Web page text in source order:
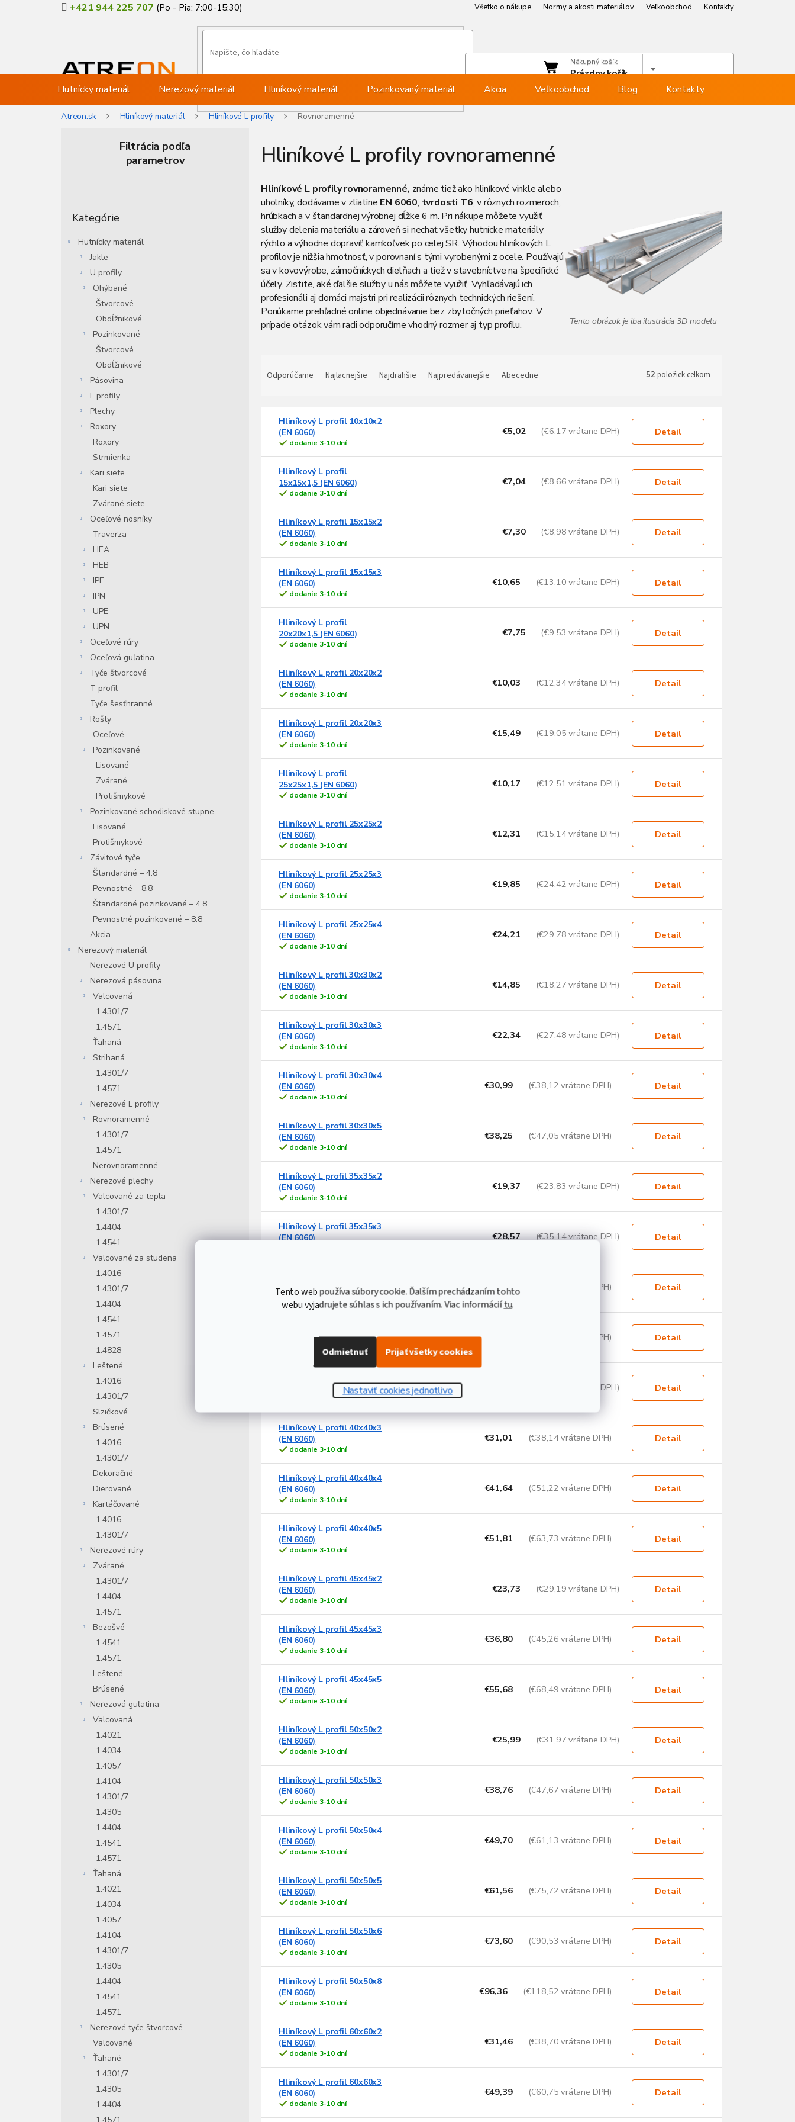
Tento web používa súbory cookie. Ďalším prechádzaním tohto
webu vyjadrujete súhlas s ich používaním. Viac informáciítu.
Nastaviť cookies jednotlivo
Odmietnuť Prijať všetky cookies
+421 944 225 707 Všetko o nákupe Normy a akosti materiálov Veľkoobchod
Kontakty
Prihlásiť sa
Nákupný košík
Prázdny košík
Hutnícky materiál Nerezový materiál Hliníkový materiál Pozinkovaný materiál Akcia Veľkoobchod Blog Kontakty
Atreon.sk Hliníkový materiál Hliníkové L profily Rovnoramenné
Filtrácia podľa
parametrov
kategórie
Kategórie
Hutnícky materiál
Jakle
U profily
Ohýbané
Štvorcové
Obdĺžnikové
Pozinkované
Štvorcové
Obdĺžnikové
Pásovina
L profily
Plechy
Roxory
Roxory
Strmienka
Kari siete
Kari siete
Zvárané siete
Oceľové nosníky
Traverza
HEA
HEB
IPE
IPN
UPE
UPN
Oceľové rúry
Oceľová guľatina
Tyče štvorcové
T profil
Tyče šesťhranné
Rošty
Oceľové
Pozinkované
Lisované
Zvárané
Protišmykové
Pozinkované schodiskové stupne
Lisované
Protišmykové
Závitové tyče
Štandardné – 4.8
Pevnostné – 8.8
Štandardné pozinkované – 4.8
Pevnostné pozinkované – 8.8
Akcia
Nerezový materiál
Nerezové U profily
Nerezová pásovina
Valcovaná
1.4301/7
1.4571
Ťahaná
Strihaná
1.4301/7
1.4571
Nerezové L profily
Rovnoramenné
1.4301/7
1.4571
Nerovnoramenné
Nerezové plechy
Valcované za tepla
1.4301/7
1.4404
1.4541
Valcované za studena
1.4016
1.4301/7
1.4404
1.4541
1.4571
1.4828
Leštené
1.4016
1.4301/7
Slzičkové
Brúsené
1.4016
1.4301/7
Dekoračné
Dierované
Kartáčované
1.4016
1.4301/7
Nerezové rúry
Zvárané
1.4301/7
1.4404
1.4571
Bezošvé
1.4541
1.4571
Leštené
Brúsené
Nerezová guľatina
Valcovaná
1.4021
1.4034
1.4057
1.4104
1.4301/7
1.4305
1.4404
1.4541
1.4571
Ťahaná
1.4021
1.4034
1.4057
1.4104
1.4301/7
1.4305
1.4404
1.4541
1.4571
Nerezové tyče štvorcové
Valcované
Ťahané
1.4301/7
1.4305
1.4404
Hliníkové L profily rovnoramenné
Hliníkové L profily rovnoramenné, známe tiež ako hliníkové vinkle alebo
uholníky, dodávame v zliatine EN 6060, tvrdosti T6, v rôznych rozmeroch,
hrúbkach a v štandardnej výrobnej dĺžke 6 m. Pri nákupe môžete využiť
služby delenia materiálu a zároveň si nechať všetky hutnícke materiály
rýchlo a výhodne dopraviť kamkoľvek po celej SR. Výhodou hliníkových L
profilov je nižšia hmotnosť, v porovnaní s tými vyrobenými z ocele. Používajú
sa v kovovýrobe, zámočníckych dielňach a tiež v stavebníctve na špecifické
účely. Zistite, aké ďalšie služby u nás môžete využiť. Vyhľadávajú ich
profesionáli aj domáci majstri pri realizácii rôznych technických riešení.
Ponúkame prehľadné online objednávanie bez zbytočných prieťahov. V
prípade otázok vám radi odporučíme vhodný rozmer aj typ profilu.
u
v
Odporúčame Najlacnejšie Najdrahšie Najpredávanejšie Abecedne 52 položiek celkom
o
t
Hliníkový L profil 10x10x2
(EN 6060)
dodanie 3-10 dní
€5,02 (€6,17 vrátane DPH) Detail
Hliníkový L profil
15x15x1,5 (EN 6060)
dodanie 3-10 dní
€7,04 (€8,66 vrátane DPH) Detail
Hliníkový L profil 15x15x2
(EN 6060)
dodanie 3-10 dní
€7,30 (€8,98 vrátane DPH) Detail
Hliníkový L profil 15x15x3
(EN 6060)
dodanie 3-10 dní
€10,65 (€13,10 vrátane DPH) Detail
Hliníkový L profil
20x20x1,5 (EN 6060)
dodanie 3-10 dní
€7,75 (€9,53 vrátane DPH) Detail
Hliníkový L profil 20x20x2
(EN 6060)
dodanie 3-10 dní
€10,03 (€12,34 vrátane DPH) Detail
Hliníkový L profil 20x20x3
(EN 6060)
dodanie 3-10 dní
€15,49 (€19,05 vrátane DPH) Detail
Hliníkový L profil
25x25x1,5 (EN 6060)
dodanie 3-10 dní
€10,17 (€12,51 vrátane DPH) Detail
Hliníkový L profil 25x25x2
(EN 6060)
dodanie 3-10 dní
€12,31 (€15,14 vrátane DPH) Detail
Hliníkový L profil 25x25x3
(EN 6060)
dodanie 3-10 dní
€19,85 (€24,42 vrátane DPH) Detail
Hliníkový L profil 25x25x4
(EN 6060)
dodanie 3-10 dní
€24,21 (€29,78 vrátane DPH) Detail
Hliníkový L profil 30x30x2
(EN 6060)
dodanie 3-10 dní
€14,85 (€18,27 vrátane DPH) Detail
Hliníkový L profil 30x30x3
(EN 6060)
dodanie 3-10 dní
€22,34 (€27,48 vrátane DPH) Detail
Hliníkový L profil 30x30x4
(EN 6060)
dodanie 3-10 dní
€30,99 (€38,12 vrátane DPH) Detail
Hliníkový L profil 30x30x5
(EN 6060)
dodanie 3-10 dní
€38,25 (€47,05 vrátane DPH) Detail
Hliníkový L profil 35x35x2
(EN 6060)
dodanie 3-10 dní
€19,37 (€23,83 vrátane DPH) Detail
Hliníkový L profil 35x35x3
(EN 6060)
€28,57 (€35,14 vrátane DPH) Detail
(EN 6060)
dodanie 3-10 dní
€34,38 (€42,29 vrátane DPH) Detail
(EN 6060)
dodanie 3-10 dní
(€52,41 vrátane DPH) Detail
dodanie 3-10 dní
(€24,91 vrátane DPH) Detail
Hliníkový L profil 40x40x3
(EN 6060)
dodanie 3-10 dní
€31,01 (€38,14 vrátane DPH) Detail
Hliníkový L profil 40x40x4
(EN 6060)
dodanie 3-10 dní
€41,64 (€51,22 vrátane DPH) Detail
Hliníkový L profil 40x40x5
(EN 6060)
dodanie 3-10 dní
€51,81 (€63,73 vrátane DPH) Detail
Hliníkový L profil 45x45x2
(EN 6060)
dodanie 3-10 dní
€23,73 (€29,19 vrátane DPH) Detail
Hliníkový L profil 45x45x3
(EN 6060)
dodanie 3-10 dní
€36,80 (€45,26 vrátane DPH) Detail
Hliníkový L profil 45x45x5
(EN 6060)
dodanie 3-10 dní
€55,68 (€68,49 vrátane DPH) Detail
Hliníkový L profil 50x50x2
(EN 6060)
dodanie 3-10 dní
€25,99 (€31,97 vrátane DPH) Detail
Hliníkový L profil 50x50x3
(EN 6060)
dodanie 3-10 dní
€38,76 (€47,67 vrátane DPH) Detail
Hliníkový L profil 50x50x4
(EN 6060)
dodanie 3-10 dní
€49,70 (€61,13 vrátane DPH) Detail
Hliníkový L profil 50x50x5
(EN 6060)
dodanie 3-10 dní
€61,56 (€75,72 vrátane DPH) Detail
Hliníkový L profil 50x50x6
(EN 6060)
dodanie 3-10 dní
€73,60 (€90,53 vrátane DPH) Detail
Hliníkový L profil 50x50x8
(EN 6060)
dodanie 3-10 dní
€96,36 (€118,52 vrátane DPH) Detail
Hliníkový L profil 60x60x2
(EN 6060)
dodanie 3-10 dní
€31,46 (€38,70 vrátane DPH) Detail
Hliníkový L profil 60x60x3
(EN 6060)
dodanie 3-10 dní
€49,39 (€60,75 vrátane DPH) Detail